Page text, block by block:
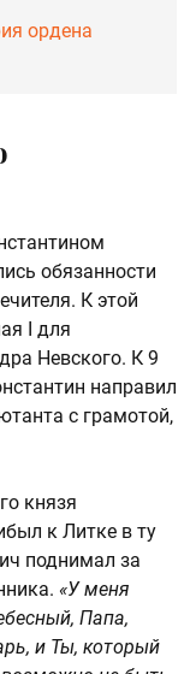
ордена
обязанности
К этой
I для
Невского. К 9
направил
с грамотой,
князя
к Литке в ту
поднимал за
«У меня
Папа,
и Ты, который